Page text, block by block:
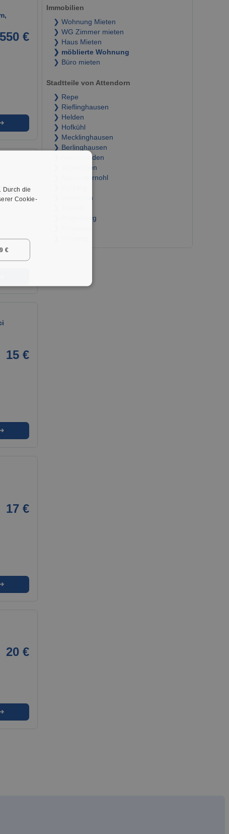
550 €
380 €
15 €
17 €
20 €
Immobilien
❯ Wohnung Mieten
❯ WG Zimmer mieten
❯ Haus Mieten
❯ möblierte Wohnung
❯ Büro mieten
Stadtteile von Attendorn
❯ Repe
❯ Rieflinghausen
❯ Helden
❯ Hofkühl
❯ Mecklinghausen
❯ Berlinghausen
❯ Niederhelden
❯ Jäckelchen
❯ Neu-Listernohl
❯ Biekhofen
❯ Petersburg
Durch die
Cookie-
€